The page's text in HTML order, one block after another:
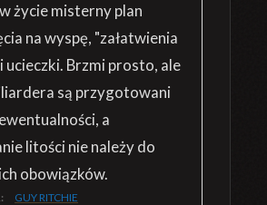
życie misterny plan
na wyspę, "załatwienia
ucieczki. Brzmi prosto, ale
są przygotowani
a
litości nie należy do
obowiązków.
GUY RITCHIE